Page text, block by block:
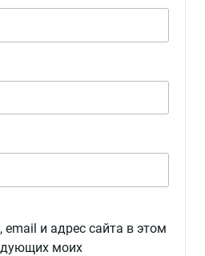
и адрес сайта в этом
моих